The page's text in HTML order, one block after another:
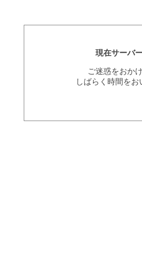
現在サーバ
ご迷惑をおか
しばらく時間を